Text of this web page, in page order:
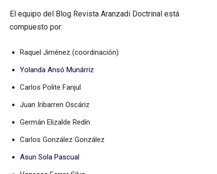
El equipo del Blog Revista Aranzadi Doctrinal está
compuesto por:
Raquel Jiménez (coordinación)
Yolanda Ansó Munárriz
Carlos Polite Fanjul
Juan Iribarren Oscáriz
Germán Elizalde Redín
Carlos González González
Asun Sola Pascual